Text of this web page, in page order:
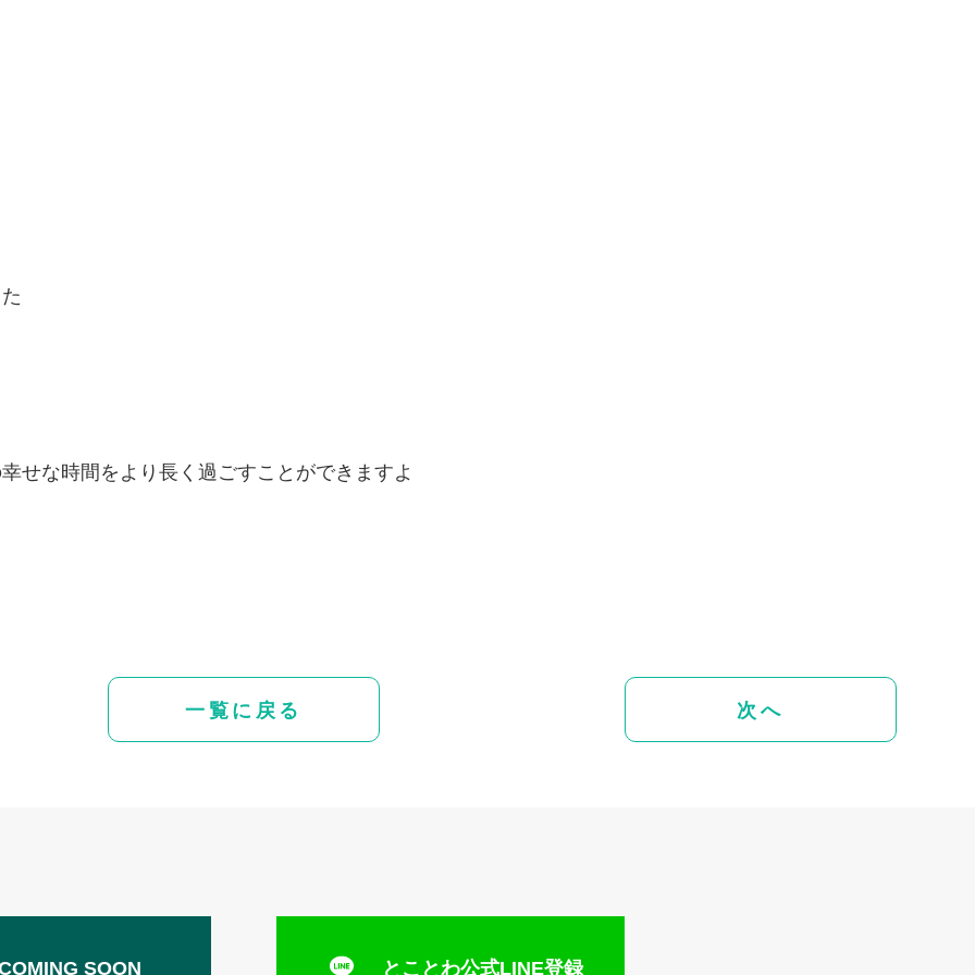
せな時間をより長く過ごすことができますよ
一覧に戻る 次へ
SOON とことわ公式LINE登録